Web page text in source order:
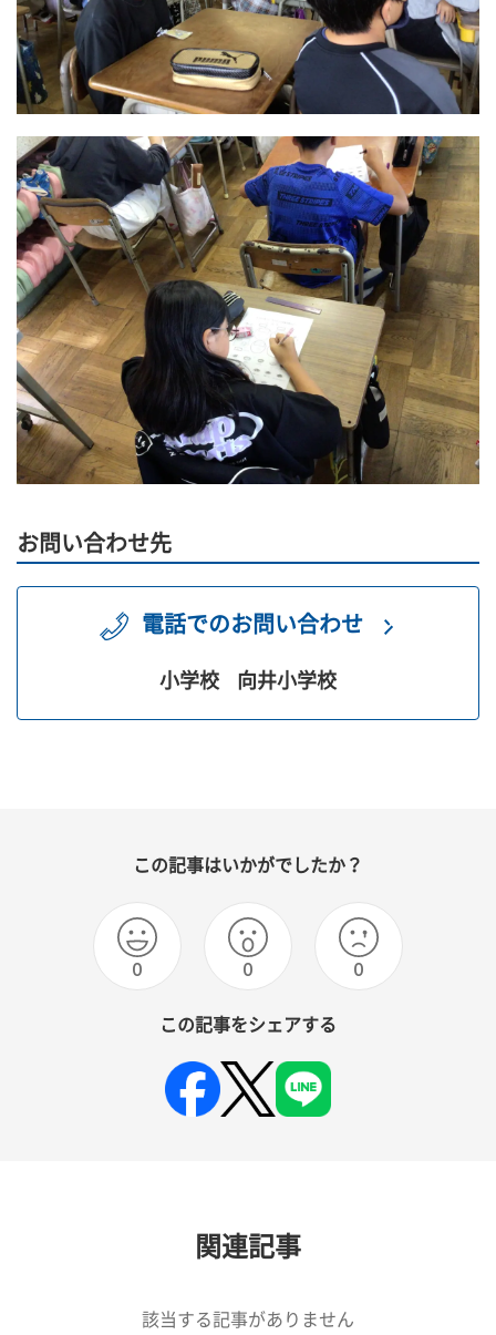
お問い合わせ先
電話でのお問い合わせ
小学校 向井小学校
この記事はいかがでしたか？
0 0 0
この記事をシェアする
関連記事
該当する記事がありません